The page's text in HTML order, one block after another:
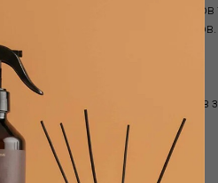
Подходит для всех типов
веществ и тяжелых
для последнего полоскания, в